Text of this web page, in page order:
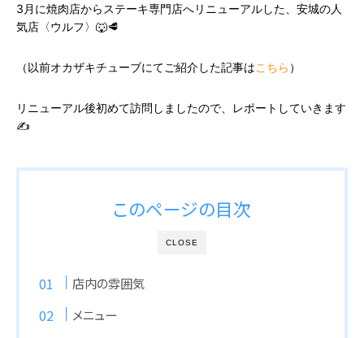
3月に焼肉店からステーキ専門店へリニューアルした、安城の人
気店〈ウルフ〉🐺🥩
（以前オカザキチューブにてご紹介した記事はこちら ）
リニューアル後初めて訪問しましたので、レポートしていきます
✍️
CLOSE
このページの目次
店内の雰囲気
メニュー